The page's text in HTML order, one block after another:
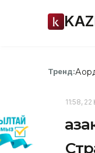
Тренд:
11:58, 22